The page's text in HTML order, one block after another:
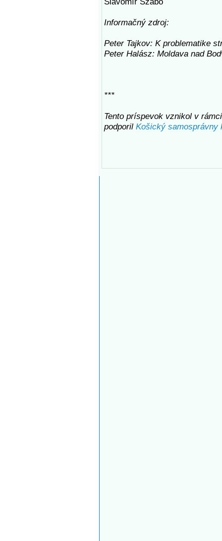
Informačný zdroj:
Peter Tajkov: K problematike
Peter Halász: Moldava nad
***
Tento príspevok vznikol v
podporil Košický samosprávny